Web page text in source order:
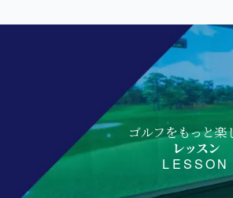
ゴルフをもっと楽
レッスン
LESSON